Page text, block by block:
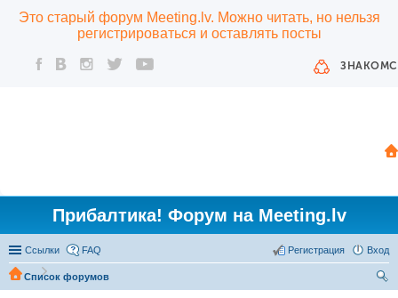
Это старый форум Meeting.lv. Можно читать, но нельзя
регистрироваться и оставлять посты
Прибалтика! Форум на Meeting.lv
Ссылки FAQ Вход
Регистрация
Список форумов